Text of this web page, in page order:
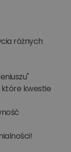
różnych
które kwestie